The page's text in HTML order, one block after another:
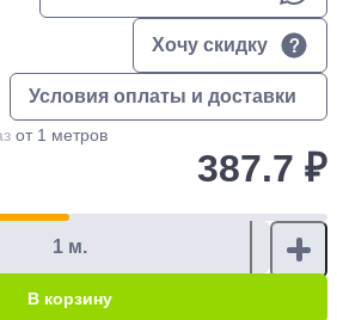
Хочу скидку
Условия оплаты и доставки
от 1 метров
387.7 ₽
В корзину